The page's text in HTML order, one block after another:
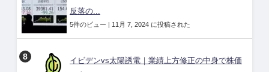
反落の...
5件のビュー | 11月 7, 2024 に投稿された
イビデンvs太陽誘電｜業績上方修正の中身で株価